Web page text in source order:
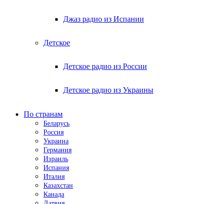
Джаз радио из Испании
Детское
Детское радио из России
Детское радио из Украины
По странам
Беларусь
Россия
Украина
Германия
Израиль
Испания
Италия
Казахстан
Канада